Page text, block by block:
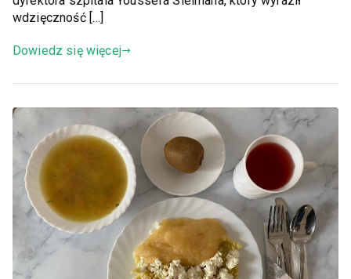
wdzięczność […]
Dowiedz się więcej